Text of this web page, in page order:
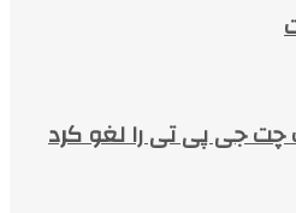
چت جی پی تی را لغو کرد